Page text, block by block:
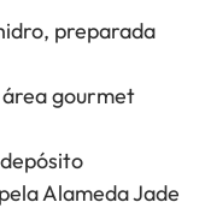
preparada
gourmet
Alameda Jade